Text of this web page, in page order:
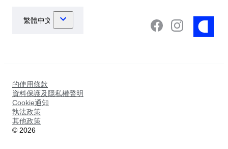
的使用條款
資料保護及隱私權聲明
Cookie通知
執法政策
其他政策
© 2026